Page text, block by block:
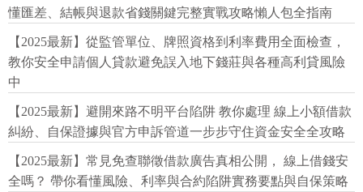
懂匯差、結帳與退款省錢關鍵完整實戰攻略懶人包全指南
【2025最新】從監管單位、牌照資格到利率費用全面檢查，
教你安全申請個人貸款避免誤入地下錢莊與各種高利貸風險
中
【2025最新】避開來路不明平台陷阱 教你處理 線上小額借款
糾紛、自保證據與官方申訴管道一步步守住資金安全全攻略
【2025最新】常見免查聯徵借款廣告真相公開， 線上借錢安
全嗎？ 帶你看懂風險、利率與合約陷阱實務要點與自保策略